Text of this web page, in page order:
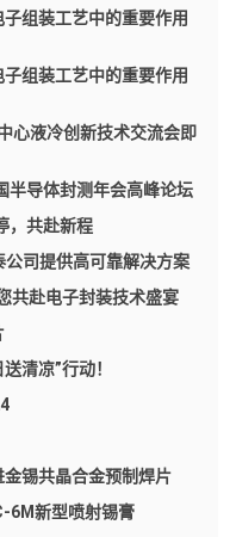
组装工艺中的重要作用
组装工艺中的重要作用
心液冷创新技术交流会即
半导体封测年会高峰论坛
，共赴新程
公司提供高可靠解决方案
共赴电子封装技术盛宴
清凉”行动！
锡共晶合金预制焊片
6M新型喷射锡膏